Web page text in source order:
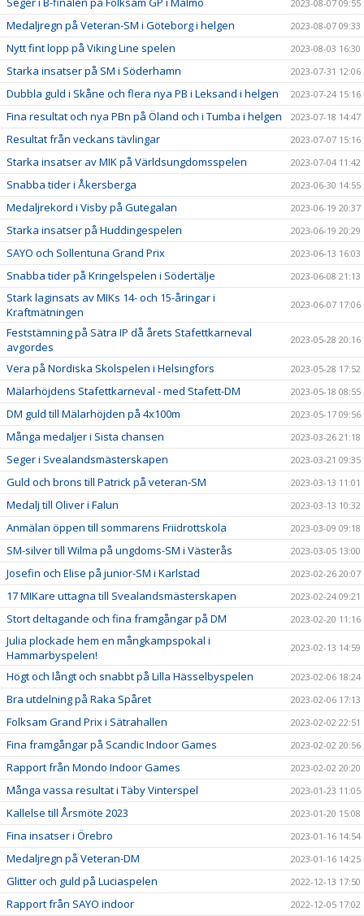
2023-08-07 09:55
Medaljregn på Veteran-SM i Göteborg i helgen 2023-08-07 09:33
Nytt fint lopp på Viking Line spelen 2023-08-03 16:30
Starka insatser på SM i Söderhamn 2023-07-31 12:06
Dubbla guld i Skåne och flera nya PB i Leksand i helgen 2023-07-24 15:16
Fina resultat och nya PBn på Öland och i Tumba i helgen 2023-07-18 14:47
Resultat från veckans tävlingar 2023-07-07 15:16
Starka insatser av MIK på Världsungdomsspelen 2023-07-04 11:42
Snabba tider i Åkersberga 2023-06-30 14:55
Medaljrekord i Visby på Gutegalan 2023-06-19 20:37
Starka insatser på Huddingespelen 2023-06-19 20:29
SAYO och Sollentuna Grand Prix 2023-06-13 16:03
Snabba tider på Kringelspelen i Södertälje 2023-06-08 21:13
Stark laginsats av MIKs 14- och 15-åringar i
Kraftmätningen
2023-06-07 17:06
Feststämning på Sätra IP då årets Stafettkarneval
avgordes
2023-05-28 20:16
Vera på Nordiska Skolspelen i Helsingfors 2023-05-28 17:52
Mälarhöjdens Stafettkarneval - med Stafett-DM 2023-05-18 08:55
DM guld till Mälarhöjden på 4x100m 2023-05-17 09:56
Många medaljer i Sista chansen 2023-03-26 21:18
Seger i Svealandsmästerskapen 2023-03-21 09:35
Guld och brons till Patrick på veteran-SM 2023-03-13 11:01
Medalj till Oliver i Falun 2023-03-13 10:32
Anmälan öppen till sommarens Friidrottskola 2023-03-09 09:18
SM-silver till Wilma på ungdoms-SM i Västerås 2023-03-05 13:00
Josefin och Elise på junior-SM i Karlstad 2023-02-26 20:07
17 MIKare uttagna till Svealandsmästerskapen 2023-02-24 09:21
Stort deltagande och fina framgångar på DM 2023-02-20 11:16
Julia plockade hem en mångkampspokal i
Hammarbyspelen!
2023-02-13 14:59
Högt och långt och snabbt på Lilla Hässelbyspelen 2023-02-06 18:24
Bra utdelning på Raka Spåret 2023-02-06 17:13
Folksam Grand Prix i Sätrahallen 2023-02-02 22:51
Fina framgångar på Scandic Indoor Games 2023-02-02 20:56
Rapport från Mondo Indoor Games 2023-02-02 20:20
Många vassa resultat i Täby Vinterspel 2023-01-23 11:05
Kallelse till Årsmöte 2023 2023-01-20 15:08
Fina insatser i Örebro 2023-01-16 14:54
Medaljregn på Veteran-DM 2023-01-16 14:25
Glitter och guld på Luciaspelen 2022-12-13 17:50
Rapport från SAYO indoor 2022-12-05 17:02